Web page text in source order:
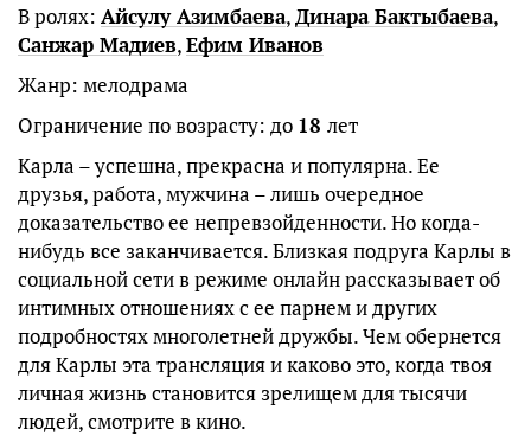
В ролях: Айсулу Азимбаева, Динара Бактыбаева,
Санжар Мадиев,Ефим Иванов
Жанр: мелодрама
Ограничение по возрасту: до 18 лет
Карла – успешна, прекрасна и популярна. Ее
друзья, работа, мужчина – лишь очередное
доказательство ее непревзойденности. Но когда-
нибудь все заканчивается. Близкая подруга Карлы в
социальной сети в режиме онлайн рассказывает об
интимных отношениях с ее парнем и других
подробностях многолетней дружбы. Чем обернется
для Карлы эта трансляция и каково это, когда твоя
личная жизнь становится зрелищем для тысячи
людей, смотрите в кино.